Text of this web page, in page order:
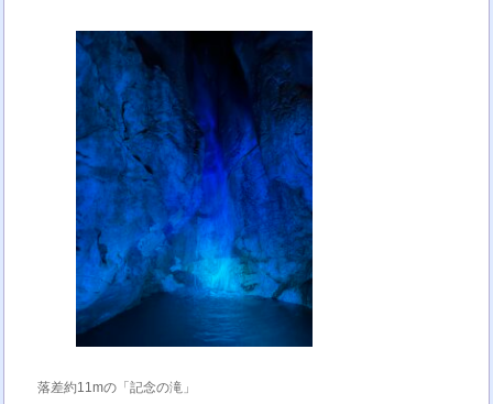
落差約11mの「記念の滝」